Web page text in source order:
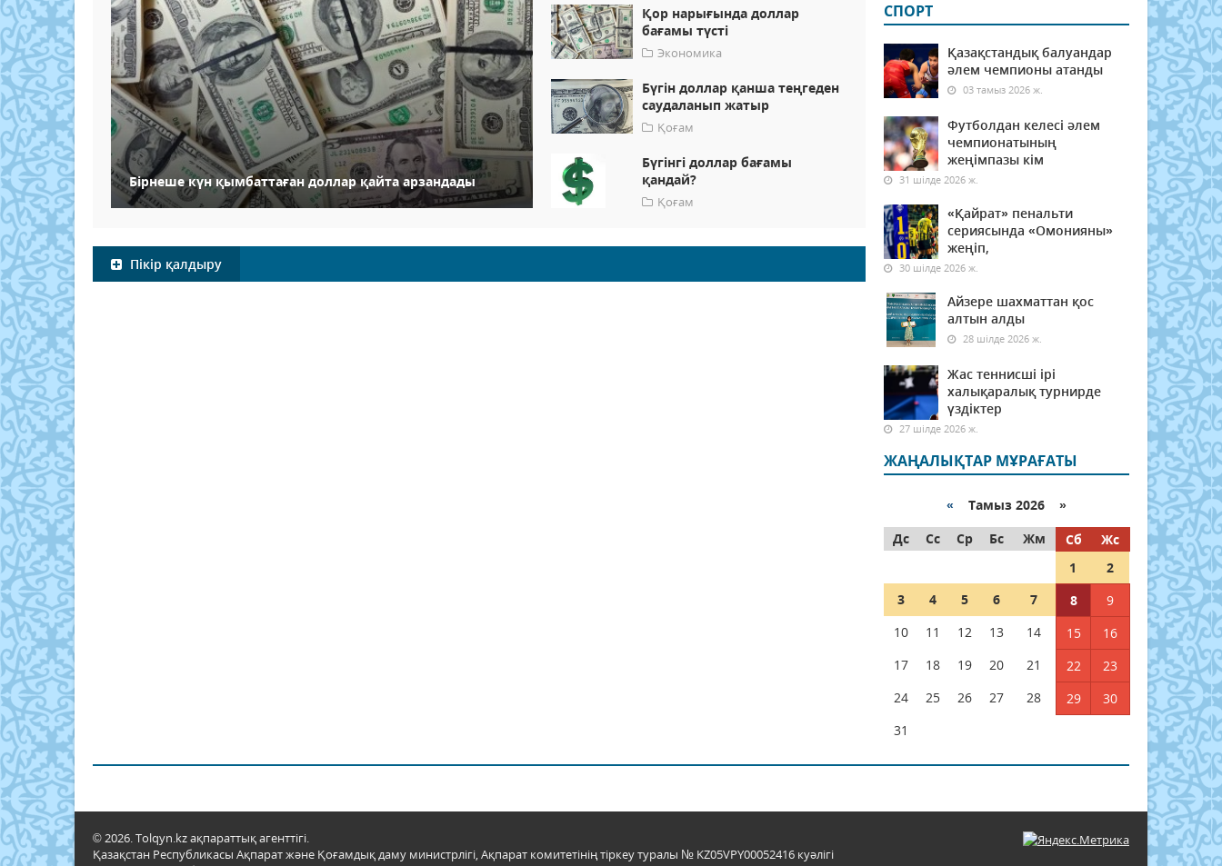
Бірнеше күн қымбаттаған доллар қайта арзандады
Қор нарығында доллар
бағамы түсті
Экономика
Бүгін доллар қанша теңгеден
саудаланып жатыр
Қоғам
Бүгінгі доллар бағамы
қандай?
Қоғам
Пікір қалдыру
СПОРТ
Қазақстандық балуандар
әлем чемпионы атанды
03 тамыз 2026 ж.
Футболдан келесі әлем
чемпионатының
жеңімпазы кім
31 шілде 2026 ж.
«Қайрат» пенальти
сериясында «Омонияны»
жеңіп,
30 шілде 2026 ж.
Айзере шахматтан қос
алтын алды
28 шілде 2026 ж.
Жас теннисші ірі
халықаралық турнирде
үздіктер
27 шілде 2026 ж.
ЖАҢАЛЫҚТАР МҰРАҒАТЫ
« Тамыз 2026 »
Дс
Сс Ср Бс Жм Сб
Жс
1
2
3
4 5 6 7 8
9
10
11 12 13 14 15
16
17
18 19 20 21 22
23
24
25 26 27 28 29
30
31
© 2026. Tolqyn.kz ақпараттық агенттігі.
Қазақстан Республикасы Ақпарат және Қоғамдық даму министрлігі, Ақпарат комитетінің тіркеу туралы № KZ05VPY00052416 куәлігі